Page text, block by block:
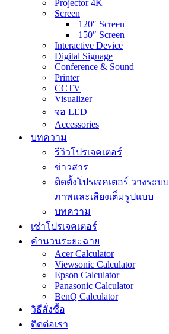
Projector 4K
Screen
120″ Screen
150″ Screen
Interactive Device
Digital Signage
Conference & Sound
Printer
CCTV
Visualizer
จอ LED
Accessories
บทความ
รีวิวโปรเจคเตอร์
ข่าวสาร
ติดตั้งโปรเจคเตอร์ วางระบบ
ภาพและเสียงเต็มรูปแบบ
บทความ
เช่าโปรเจคเตอร์
คำนวนระยะฉาย
Acer Calculator
Viewsonic Calculator
Epson Calculator
Panasonic Calculator
BenQ Calculator
วิธีสั่งซื้อ
ติดต่อเรา